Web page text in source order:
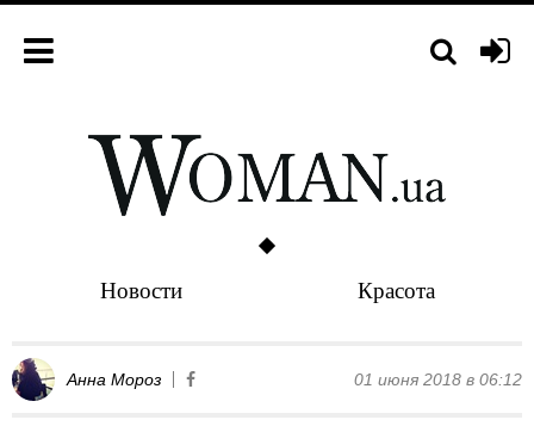
Новости Красота
Анна Мороз 01 июня 2018 в 06:12